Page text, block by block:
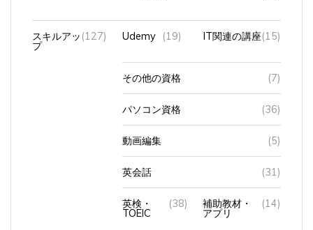
スキルアッ
プ
(127) Udemy (19) IT関連の講座 (15)
その他の資格 (7)
パソコン資格 (36)
動画編集 (5)
英会話 (31)
英検・
TOEIC
(38) 補助教材・
アプリ
(14)